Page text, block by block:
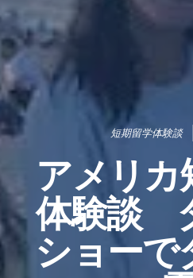
短期留学体験談
アメリカ
体験談
ショーで